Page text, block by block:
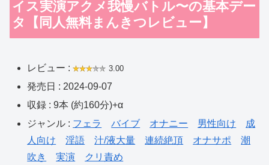
イス実演アクメ我慢バトル〜の基本デー
タ【同人無料まんきつレビュー】
レビュー : 3.00
発売日 : 2024-09-07
収録 : 9本 (約160分)+α
ジャンル : フェラ バイブ オナニー 男性向け
成
人向け
淫語 汁/液大量 連続絶頂 オナサポ
潮
吹き
実演
クリ責め